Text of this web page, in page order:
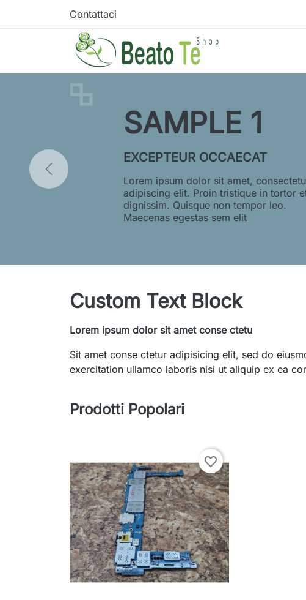
Contattaci
SAMPLE 1
EXCEPTEUR OCCAECAT
Lorem ipsum dolor sit amet,
adipiscing elit. Proin tristique in tortor
dignissim. Quisque non tempor leo.
Maecenas egestas sem elit
Custom Text Block
Lorem ipsum dolor sit amet conse ctetu
Sit amet conse ctetur adipisicing elit, sed do
exercitation ullamco laboris nisi ut aliquip ex ea
Prodotti Popolari
favorite_border